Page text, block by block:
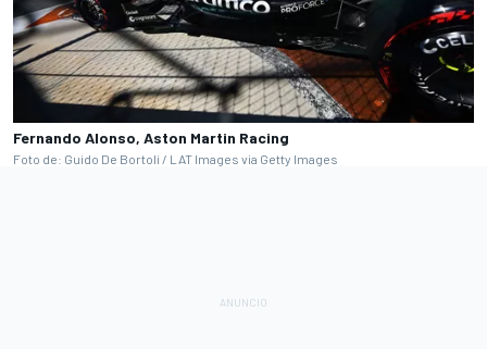
Fernando Alonso, Aston Martin Racing
Foto de: Guido De Bortoli / LAT Images via Getty Images